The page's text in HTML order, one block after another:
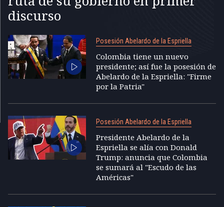
discurso
Posesión Abelardo de la Espriella
Colombia tiene un nuevo
presidente; así fue la posesión de
Abelardo de la Espriella: "Firme
por la Patria"
Posesión Abelardo de la Espriella
Presidente Abelardo de la
Espriella se alía con Donald
Trump: anuncia que Colombia
se sumará al "Escudo de las
Américas"